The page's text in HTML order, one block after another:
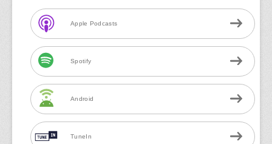
Apple Podcasts
Spotify
Android
TuneIn